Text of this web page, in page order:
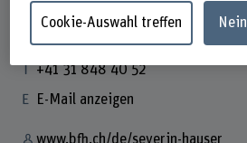
Kontakt
+41 31 848 40 52
E-Mail anzeigen
www.bfh.ch/de/severin-hauser
Cookie-Auswahl treffen